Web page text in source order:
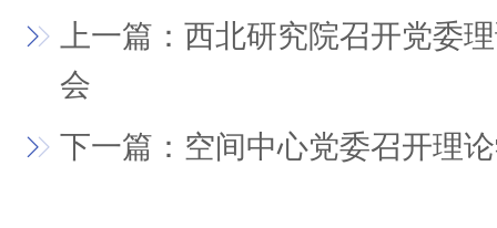
上一篇：西北研究院召开党委
会
下一篇：空间中心党委召开理